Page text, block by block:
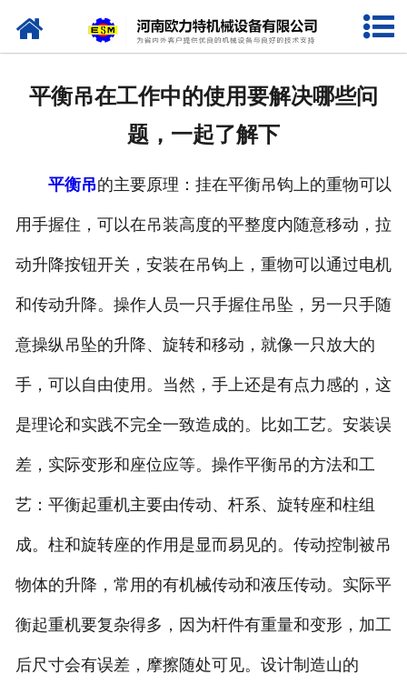
网站首页
企业相册
资质荣誉
联系我们
平衡吊在工作中的使用要解决哪些问
题，一起了解下
平衡吊的主要原理：挂在平衡吊钩上的重物可以
用手握住，可以在吊装高度的平整度内随意移动，拉
动升降按钮开关，安装在吊钩上，重物可以通过电机
和传动升降。操作人员一只手握住吊坠，另一只手随
意操纵吊坠的升降、旋转和移动，就像一只放大的
手，可以自由使用。当然，手上还是有点力感的，这
是理论和实践不完全一致造成的。比如工艺。安装误
差，实际变形和座位应等。操作平衡吊的方法和工
艺：平衡起重机主要由传动、杆系、旋转座和柱组
成。柱和旋转座的作用是显而易见的。传动控制被吊
物体的升降，常用的有机械传动和液压传动。实际平
衡起重机要复杂得多，因为杆件有重量和变形，加工
后尺寸会有误差，摩擦随处可见。设计制造山的